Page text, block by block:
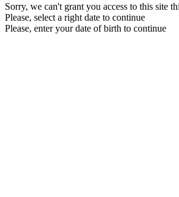
Sorry, we can't grant you access to this site
Please, select a right date to continue
Please, enter your date of birth to continue